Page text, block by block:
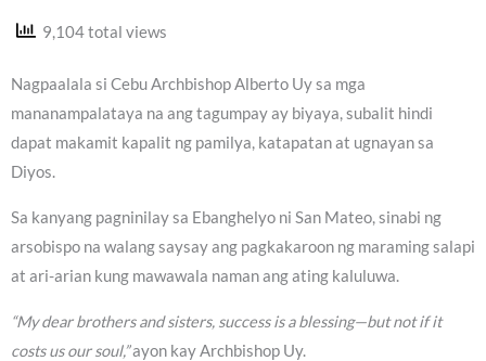
9,104 total views
Nagpaalala si Cebu Archbishop Alberto Uy sa mga
mananampalataya na ang tagumpay ay biyaya, subalit hindi
dapat makamit kapalit ng pamilya, katapatan at ugnayan sa
Diyos.
Sa kanyang pagninilay sa Ebanghelyo ni San Mateo, sinabi ng
arsobispo na walang saysay ang pagkakaroon ng maraming salapi
at ari-arian kung mawawala naman ang ating kaluluwa.
“My dear brothers and sisters, success is a blessing—but not if it
costs us our soul,”ayon kay Archbishop Uy.